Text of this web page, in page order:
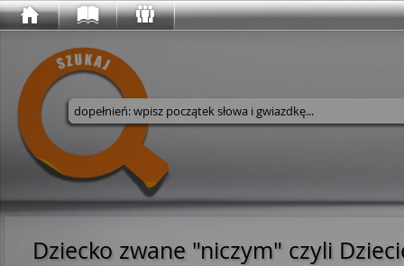
Wyszukaj w serwisie
Dziecko zwane "niczym" czyli